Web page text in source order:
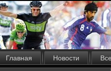
Главная Новости